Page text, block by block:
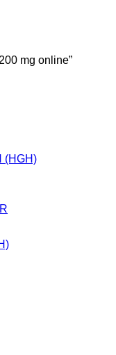
(HGH)
mg online”